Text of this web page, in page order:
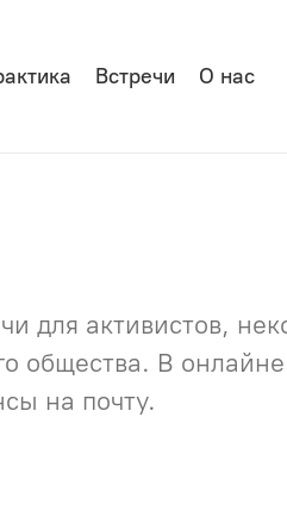
Встречи О нас
для активистов,
общества. В
на почту.